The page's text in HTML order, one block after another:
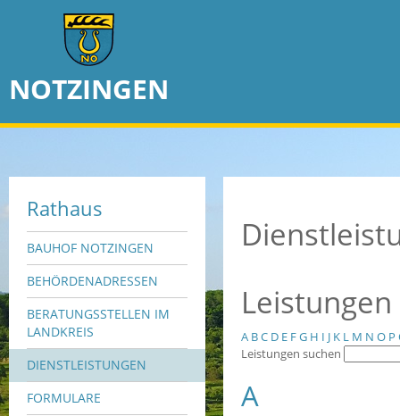
NOTZINGEN
Rathaus
BAUHOF NOTZINGEN
BEHÖRDENADRESSEN
BERATUNGSSTELLEN IM
LANDKREIS
DIENSTLEISTUNGEN
FORMULARE
Leistungen
A BC D E FG H I J K L M N O P
Leistungen suchen
A